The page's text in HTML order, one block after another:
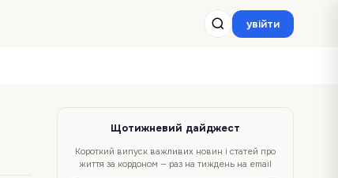
увійти
Щотижневий дайджест
Короткий випуск важливих новин і статей про
життя за кордоном — раз на тиждень на email